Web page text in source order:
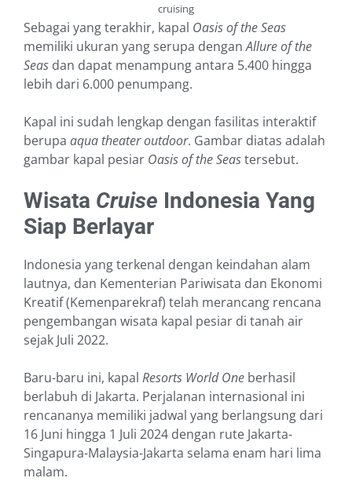
cruising
Sebagai yang terakhir, kapal Oasis of the Seas
memiliki ukuran yang serupa denganAllure of the
Seas dan dapat menampung antara 5.400 hingga
lebih dari 6.000 penumpang.
Kapal ini sudah lengkap dengan fasilitas interaktif
berupa aqua theater outdoor. Gambar diatas adalah
gambar kapal pesiar Oasis of the Seastersebut.
Wisata Cruise Indonesia Yang
Siap Berlayar
Indonesia yang terkenal dengan keindahan alam
lautnya, dan Kementerian Pariwisata dan Ekonomi
Kreatif (Kemenparekraf) telah merancang rencana
pengembangan wisata kapal pesiar di tanah air
sejak Juli 2022.
Baru-baru ini, kapal Resorts World One berhasil
berlabuh di Jakarta. Perjalanan internasional ini
rencananya memiliki jadwal yang berlangsung dari
16 Juni hingga 1 Juli 2024 dengan rute Jakarta-
Singapura-Malaysia-Jakarta selama enam hari lima
malam.